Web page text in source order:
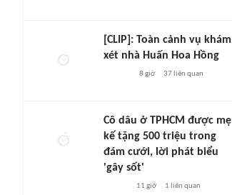
[CLIP]: Toàn cảnh vụ khám
xét nhà Huấn Hoa Hồng
8 giờ 37liên quan
Cô dâu ở TPHCM được mẹ
kế tặng 500 triệu trong
đám cưới, lời phát biểu
'gây sốt'
11 giờ 1 liên quan